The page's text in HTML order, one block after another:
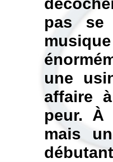
pas se
une
affaire
peur. À
mais